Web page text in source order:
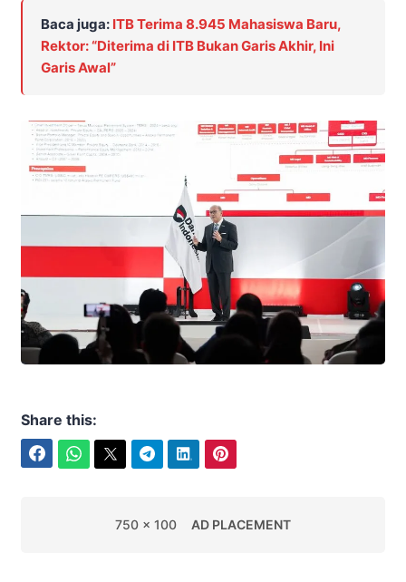
Baca juga: ITB Terima 8.945 Mahasiswa Baru,
Rektor: “Diterima di ITB Bukan Garis Akhir, Ini
Garis Awal”
Share this:
750 x 100 AD PLACEMENT